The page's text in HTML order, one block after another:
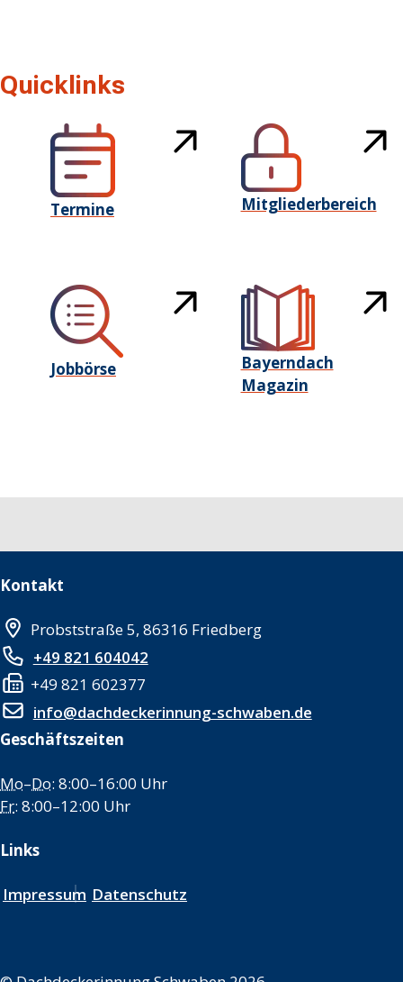
Quicklinks
Termine Mitgliederbereich
Jobbörse
Bayerndach
Magazin
Kontakt
Probststraße 5, 86316 Friedberg
+49 821 604042
+49 821 602377
info@dachdeckerinnung-schwaben.de
Geschäftszeiten
Mo–Do: 8:00–16:00 Uhr
Fr: 8:00–12:00 Uhr
Links
Impressum Datenschutz